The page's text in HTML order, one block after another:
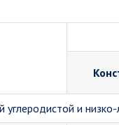
углеродистой и